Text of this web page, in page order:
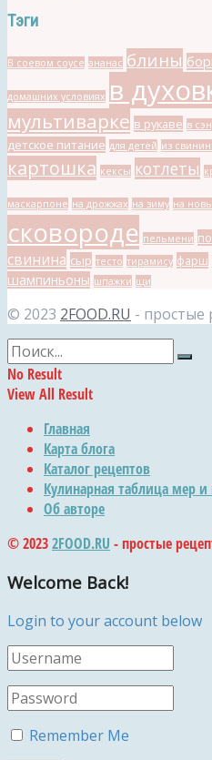
Тэги
В соевом соусе ананас блины
домашних условиях в
мультиварке в рукаве в
детское питание для детей из
картошка кексы котлеты
маскарпоне на дрожжах на зиму на
сковороде пельмени
свинина сыр тесто тирамису фарш
шампиньоны шпажки щи
© 2023 2FOOD.RU - простые
No Result
View All Result
Главная
Карта блога
Каталог рецептов
Кулинарная таблица мер и
Об авторе
© 20232FOOD.RU - простые
Welcome Back!
Login to your account below
Remember Me